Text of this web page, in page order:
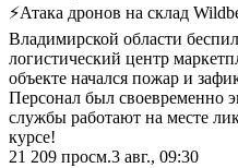
⚡Атака дронов на склад
Владимирской области
логистический центр
объекте начался пожар и
Персонал был своевременно
службы работают на месте
курсе!
21 209 просм.3 авг., 09:30